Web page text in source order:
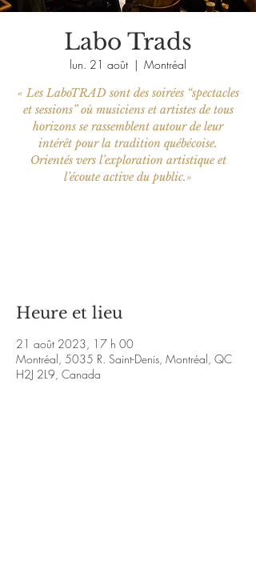
Labo Trads
lun. 21 août
  |
Montréal
« Les LaboTRAD sont des soirées “spectacles
et sessions” où musiciens et artistes de tous
horizons se rassemblent autour de leur
intérêt pour la tradition québécoise.
Orientés vers l’exploration artistique et
l’écoute active du public.»
Heure et lieu
21 août 2023, 17 h 00
Montréal, 5035 R. Saint-Denis, Montréal, QC
H2J 2L9, Canada